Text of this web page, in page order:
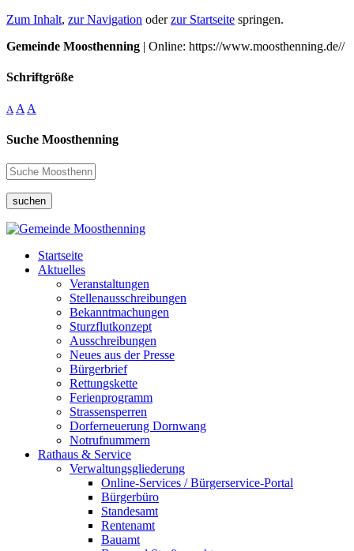
Zum Inhalt, zur Navigation oderzur Startseite springen.
Gemeinde Moosthenning | Online: https://www.moosthenning.de//
Schriftgröße
A A A
Suche Moosthenning
suchen
Startseite
Aktuelles
Veranstaltungen
Stellenausschreibungen
Bekanntmachungen
Sturzflutkonzept
Ausschreibungen
Neues aus der Presse
Bürgerbrief
Rettungskette
Ferienprogramm
Strassensperren
Dorferneuerung Dornwang
Notrufnummern
Rathaus & Service
Verwaltungsgliederung
Online-Services / Bürgerservice-Portal
Bürgerbüro
Standesamt
Rentenamt
Bauamt